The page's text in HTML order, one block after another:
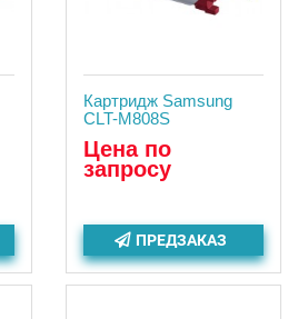
Картридж Samsung
CLT-M808S
Цена по
запросу
ПРЕДЗАКАЗ